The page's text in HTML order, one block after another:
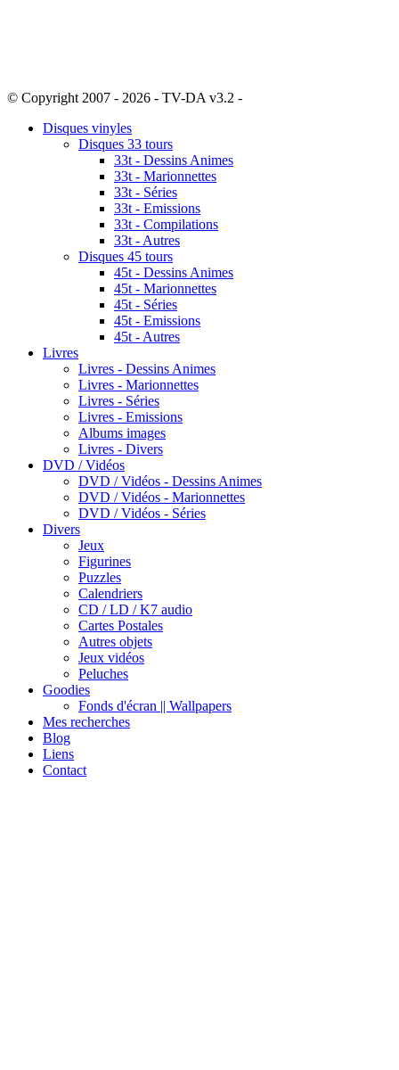
© Copyright 2007 - 2026 - TV-DA v3.2 -
Disques vinyles
Disques 33 tours
33t - Dessins Animes
33t - Marionnettes
33t - Séries
33t - Emissions
33t - Compilations
33t - Autres
Disques 45 tours
45t - Dessins Animes
45t - Marionnettes
45t - Séries
45t - Emissions
45t - Autres
Livres
Livres - Dessins Animes
Livres - Marionnettes
Livres - Séries
Livres - Emissions
Albums images
Livres - Divers
DVD / Vidéos
DVD / Vidéos - Dessins Animes
DVD / Vidéos - Marionnettes
DVD / Vidéos - Séries
Divers
Jeux
Figurines
Puzzles
Calendriers
CD / LD / K7 audio
Cartes Postales
Autres objets
Jeux vidéos
Peluches
Goodies
Fonds d'écran || Wallpapers
Mes recherches
Blog
Liens
Contact